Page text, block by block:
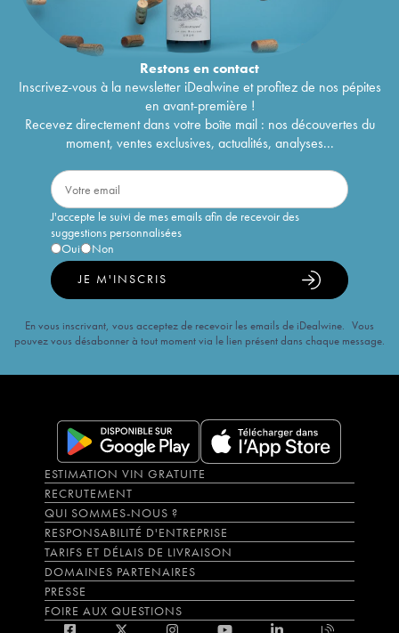
Restons encontact
Inscrivez-vous à la newsletter iDealwine et profitez de nos pépites
en avant-première !
Recevez directement dans votre boîte mail : nos découvertes du
moment, ventes exclusives, actualités, analyses...
J'accepte le suivi de mes emails afin de recevoir des
suggestions personnalisées
Oui
Non
JE M'INSCRIS
En vous inscrivant, vous acceptez de recevoir les emails de iDealwine. Vous
pouvez vous désabonner à tout moment via le lien présent dans chaque message.
ESTIMATION VIN GRATUITE
RECRUTEMENT
QUI SOMMES-NOUS ?
RESPONSABILITÉ D'ENTREPRISE
TARIFS ET DÉLAIS DE LIVRAISON
DOMAINES PARTENAIRES
PRESSE
FOIRE AUX QUESTIONS